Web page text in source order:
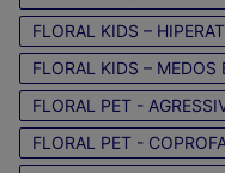
FLORAL KIDS –
FLORAL KIDS – MEDOS
FLORAL PET -
FLORAL PET -